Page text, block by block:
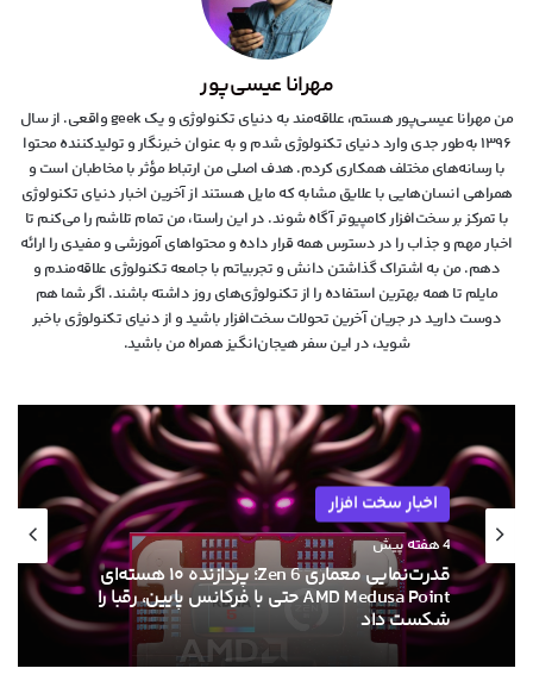
مهرانا عیسی‌پور
من مهرانا عیسی‌پور هستم، علاقه‌مند به دنیای تکنولوژی و یک geek واقعی. از سال
۱۳۹۶ به‌طور جدی وارد دنیای تکنولوژی شدم و به عنوان خبرنگار و تولیدکننده محتوا
با رسانه‌های مختلف همکاری کردم. هدف اصلی من ارتباط مؤثر با مخاطبان است و
همراهی انسان‌هایی با علایق مشابه که مایل هستند از آخرین اخبار دنیای تکنولوژی
با تمرکز بر سخت‌افزار کامپیوتر آگاه شوند. در این راستا، من تمام تلاشم را می‌کنم تا
اخبار مهم و جذاب را در دسترس همه قرار داده و محتواهای آموزشی و مفیدی را ارائه
دهم. من به اشتراک گذاشتن دانش و تجربیاتم با جامعه تکنولوژی علاقه‌مندم و
مایلم تا همه بهترین استفاده را از تکنولوژی‌های روز داشته باشند. اگر شما هم
دوست دارید در جریان آخرین تحولات سخت‌افزار باشید و از دنیای تکنولوژی‌ باخبر
شوید، در این سفر هیجان‌انگیز همراه من باشید.
اخبار سخت افزار
4 هفته پیش
قدرت‌نمایی معماری Zen 6؛ پردازنده ۱۰ هسته‌ای
AMD Medusa Point حتی با فرکانس پایین، رقبا را
شکست داد